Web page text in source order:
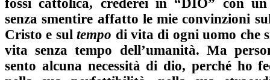
fossi cattolica, crederei in “DIO” con
senza smentire affatto le mie convinzioni
Cristo e sultempo di vita di ogni uomo che
vita senza tempo dell’umanità. Ma
sento alcuna necessità di dio, perché ho